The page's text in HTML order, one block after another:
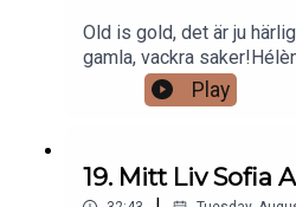
Old is gold, det är ju
gamla, vackra
specialiserat på
ser till att skönhet,
och en har sin egen
Play
19. Mitt Liv Sofia